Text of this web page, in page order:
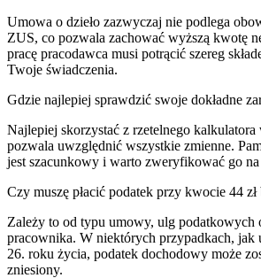
Umowa o dzieło zazwyczaj nie podlega
ZUS, co pozwala zachować wyższą kwotę
pracę pracodawca musi potrącić szereg
Twoje świadczenia.
Gdzie najlepiej sprawdzić swoje dokładne
Najlepiej skorzystać z rzetelnego
pozwala uwzględnić wszystkie zmienne.
jest szacunkowy i warto zweryfikować go na
Czy muszę płacić podatek przy kwocie 44 zł
Zależy to od typu umowy, ulg podatkowych
pracownika. W niektórych przypadkach, jak
26. roku życia, podatek dochodowy może
zniesiony.